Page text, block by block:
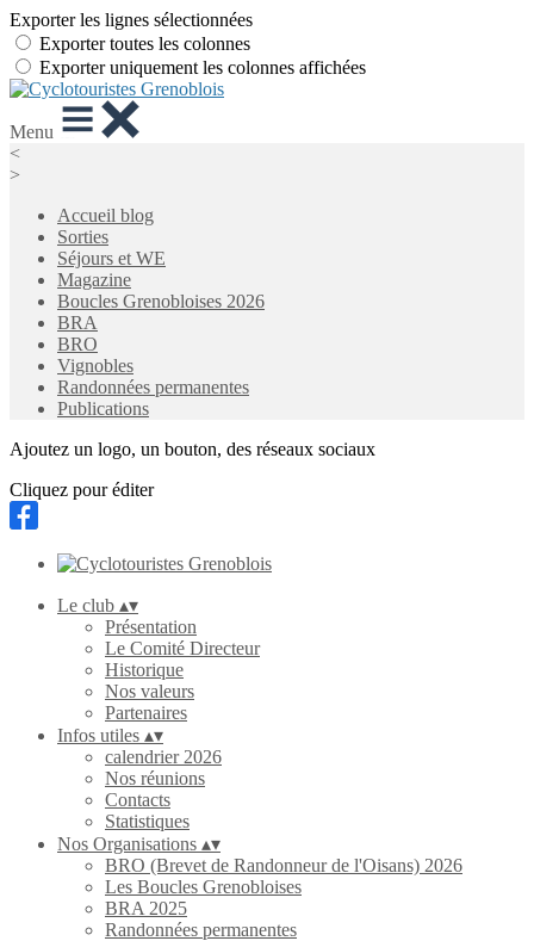
Exporter les lignes sélectionnées
Exporter toutes les colonnes
Exporter uniquement les colonnes affichées
Menu
<
>
Accueil blog
Sorties
Séjours et WE
Magazine
Boucles Grenobloises 2026
BRA
BRO
Vignobles
Randonnées permanentes
Publications
Ajoutez un logo, un bouton, des réseaux sociaux
Cliquez pour éditer
Le club ▴▾
Présentation
Le Comité Directeur
Historique
Nos valeurs
Partenaires
Infos utiles ▴▾
calendrier 2026
Nos réunions
Contacts
Statistiques
Nos Organisations ▴▾
BRO (Brevet de Randonneur de l'Oisans) 2026
Les Boucles Grenobloises
BRA 2025
Randonnées permanentes